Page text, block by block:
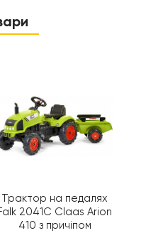
Трактор на педалях
2041C Claas Arion
410 з причіпом